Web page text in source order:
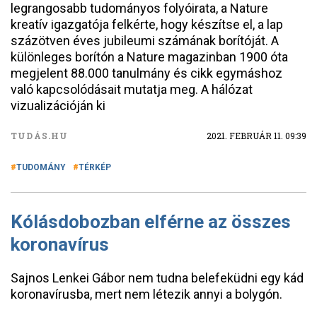
legrangosabb tudományos folyóirata, a Nature
kreatív igazgatója felkérte, hogy készítse el, a lap
százötven éves jubileumi számának borítóját. A
különleges borítón a Nature magazinban 1900 óta
megjelent 88.000 tanulmány és cikk egymáshoz
való kapcsolódásait mutatja meg. A hálózat
vizualizációján ki
TUDÁS.HU 2021. FEBRUÁR 11. 09:39
TUDOMÁNY TÉRKÉP
Kólásdobozban elférne az összes
koronavírus
Sajnos Lenkei Gábor nem tudna belefeküdni egy kád
koronavírusba, mert nem létezik annyi a bolygón.